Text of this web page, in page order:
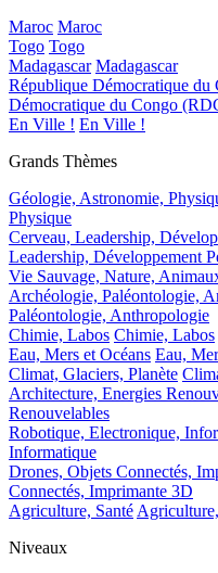
Maroc Maroc
Togo Togo
Madagascar Madagascar
République Démocratique
Démocratique du Congo
En Ville ! En Ville !
Grands Thèmes
Géologie, Astronomie,
Physique
Cerveau, Leadership,
Leadership, Développement
Vie Sauvage, Nature,
Archéologie, Paléontologie,
Paléontologie, Anthropologie
Chimie, Labos Chimie, Labos
Eau, Mers et Océans Eau,
Climat, Glaciers, Planète
Architecture, Energies
Renouvelables
Robotique, Electronique,
Informatique
Drones, Objets Connectés,
Connectés, Imprimante 3D
Agriculture, Santé
Niveaux